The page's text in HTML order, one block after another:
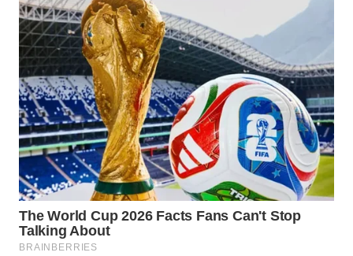
DANAU
TOBA
WN
NIAS
WN
LANGKAT
WN
TAPANULI
SELATAN